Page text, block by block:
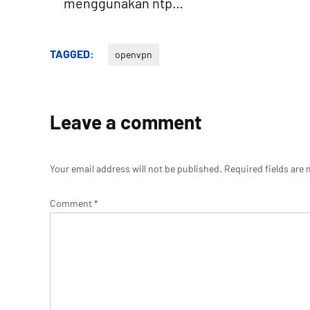
TAGGED: openvpn
Leave a comment
Your email address will not be published. Required fields are
Comment*